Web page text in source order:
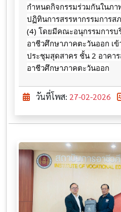
กำหนดกิจกรรมร่วมกันในภ
ปฏิทินการสรรหากรรมการส
(4) โดยมีคณะอนุกรรมการบ
อาชีวศึกษาภาคตะวันออก เ
ประชุมสุดสาคร ชั้น 2 อาคา
อาชีวศึกษาภาคตะวันออก
วันที่โพส: 27-02-2026